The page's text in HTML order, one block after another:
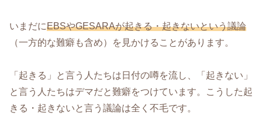
いまだにEBSやGESARAが起きる・起きないという議論
（一方的な難癖も含め）を見かけることがあります。
「起きる」と言う人たちは日付の噂を流し、「起きない」
と言う人たちはデマだと難癖をつけています。こうした起
きる・起きないと言う議論は全く不毛です。